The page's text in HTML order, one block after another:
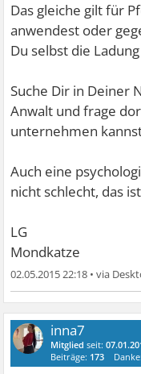
Das gleiche gilt für
anwendest oder
Du selbst die
Suche Dir in Deiner
Anwalt und frage
unternehmen
Auch eine
nicht schlecht, das
LG
Mondkatze
02.05.2015 22:18 •
inna7
Mitglied seit:
Beiträge: 173